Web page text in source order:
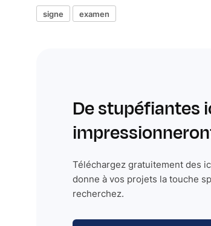
signe examen
De stupéfiantes
Téléchargez gratuitement des
donne à vos projets la touche
recherchez.